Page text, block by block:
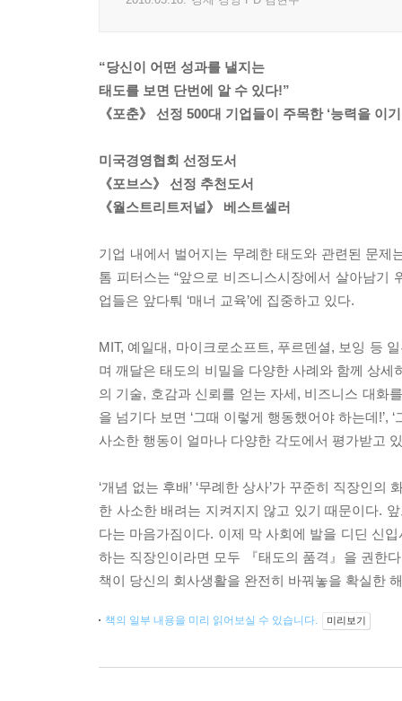
“당신이 어떤 성과를 낼지는
태도를 보면 단번에 알 수 있다!”
《포춘》 선정 500대 기업들이 주목한 ‘능력을 이
미국경영협회 선정도서
《포브스》 선정 추천도서
《월스트리트저널》 베스트셀러
기업 내에서 벌어지는 무례한 태도와 관련된 문
톰 피터스는 “앞으로 비즈니스시장에서 살아남기
업들은 앞다퉈 ‘매너 교육’에 집중하고 있다.
MIT, 예일대, 마이크로소프트, 푸르덴셜, 보잉 등
며 깨달은 태도의 비밀을 다양한 사례와 함께 상
의 기술, 호감과 신뢰를 얻는 자세, 비즈니스 대화
을 넘기다 보면 ‘그때 이렇게 행동했어야 하는데!’,
사소한 행동이 얼마나 다양한 각도에서 평가받고
‘개념 없는 후배’ ‘무례한 상사’가 꾸준히 직장인
한 사소한 배려는 지켜지지 않고 있기 때문이다.
다는 마음가짐이다. 이제 막 사회에 발을 디딘 신
하는 직장인이라면 모두 『태도의 품격』을 권한
책이 당신의 회사생활을 완전히 바꿔놓을 확실한
책의 일부 내용을 미리 읽어보실 수 있습니다. 미리보기